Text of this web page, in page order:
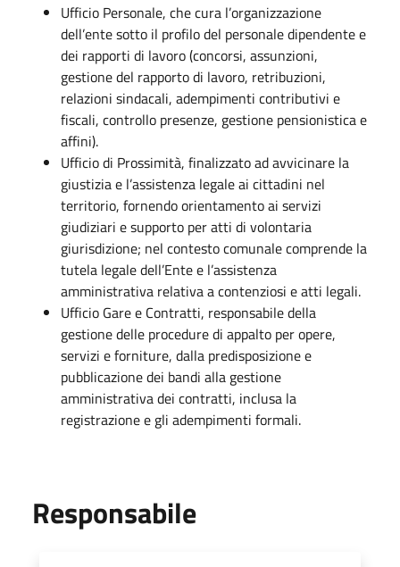
Ufficio Personale, che cura l’organizzazione
dell’ente sotto il profilo del personale dipendente e
dei rapporti di lavoro (concorsi, assunzioni,
gestione del rapporto di lavoro, retribuzioni,
relazioni sindacali, adempimenti contributivi e
fiscali, controllo presenze, gestione pensionistica e
affini).
Ufficio di Prossimità, finalizzato ad avvicinare la
giustizia e l’assistenza legale ai cittadini nel
territorio, fornendo orientamento ai servizi
giudiziari e supporto per atti di volontaria
giurisdizione; nel contesto comunale comprende la
tutela legale dell’Ente e l’assistenza
amministrativa relativa a contenziosi e atti legali.
Ufficio Gare e Contratti, responsabile della
gestione delle procedure di appalto per opere,
servizi e forniture, dalla predisposizione e
pubblicazione dei bandi alla gestione
amministrativa dei contratti, inclusa la
registrazione e gli adempimenti formali.
Responsabile